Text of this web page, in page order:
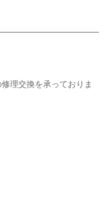
理交換を承っておりま